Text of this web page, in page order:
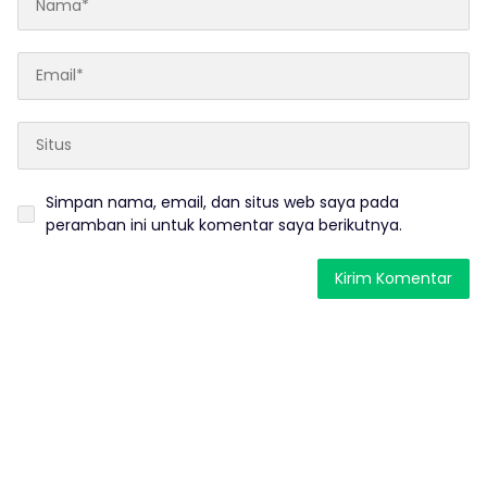
Simpan nama, email, dan situs web saya pada
peramban ini untuk komentar saya berikutnya.